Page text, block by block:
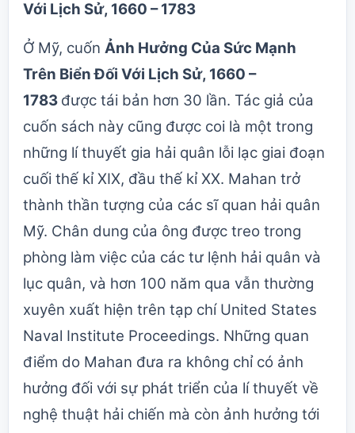
Với Lịch Sử, 1660 – 1783
Ở Mỹ, cuốn Ảnh Hưởng Của Sức Mạnh
Trên Biển Đối Với Lịch Sử, 1660 –
1783 được tái bản hơn 30 lần. Tác giả của
cuốn sách này cũng được coi là một trong
những lí thuyết gia hải quân lỗi lạc giai đoạn
cuối thế kỉ XIX, đầu thế kỉ XX. Mahan trở
thành thần tượng của các sĩ quan hải quân
Mỹ. Chân dung của ông được treo trong
phòng làm việc của các tư lệnh hải quân và
lục quân, và hơn 100 năm qua vẫn thường
xuyên xuất hiện trên tạp chí United States
Naval Institute Proceedings. Những quan
điểm do Mahan đưa ra không chỉ có ảnh
hưởng đối với sự phát triển của lí thuyết về
nghệ thuật hải chiến mà còn ảnh hưởng tới